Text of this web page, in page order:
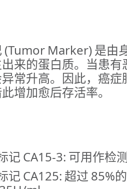
(Tumor Marker) 是由
来的蛋白质。当患
常升高。因此，癌
增加愈后存活率。
记 CA15-3: 可用作检
记 CA125: 超过 85%